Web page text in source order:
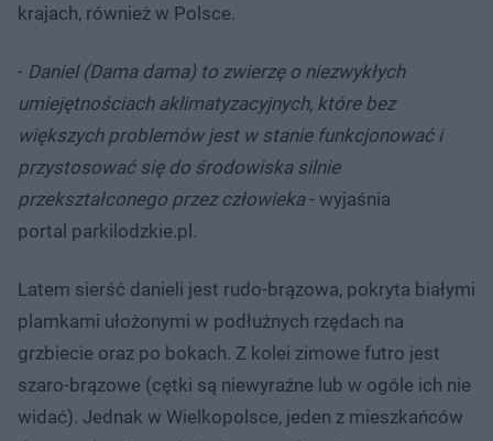
krajach, również w Polsce.
- Daniel (Dama dama) to zwierzę o niezwykłych
umiejętnościach aklimatyzacyjnych, które bez
większych problemów jest w stanie funkcjonować i
przystosować się do środowiska silnie
przekształconego przez człowieka- wyjaśnia
portal parkilodzkie.pl.
Latem sierść danieli jest rudo-brązowa, pokryta białymi
plamkami ułożonymi w podłużnych rzędach na
grzbiecie oraz po bokach. Z kolei zimowe futro jest
szaro-brązowe (cętki są niewyraźne lub w ogóle ich nie
widać). Jednak w Wielkopolsce, jeden z mieszkańców